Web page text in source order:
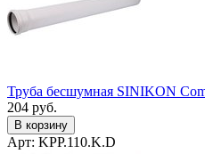
Труба бесшумная SINIKON
204 руб.
В корзину
Арт: KPP.110.K.D